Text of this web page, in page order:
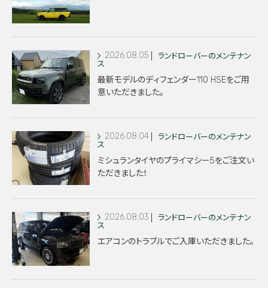
2026.08.05
ランドローバーのメンテナン
ス
最新モデルのディフェンダー110 HSEをご用
意いただきました。
2026.08.04
ランドローバーのメンテナン
ス
ミシュランタイヤのプライマシー5をご注文い
ただきました！
2026.08.03
ランドローバーのメンテナン
ス
エアコンのトラブルでご入庫いただきました。